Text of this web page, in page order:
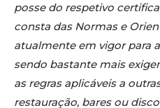
posse do respetivo
consta das Normas e
atualmente em vigor para
sendo bastante mais
as regras aplicáveis a
restauração, bares ou